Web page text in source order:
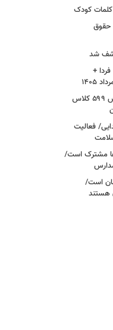
کلمات کودک
حقوق
کشف شد
+
پروژه مهر با جدیت دنبال می‌شود/ کاهش ۵۹۹ کلاس
فعالیت
مشترک است/
است/
هستند